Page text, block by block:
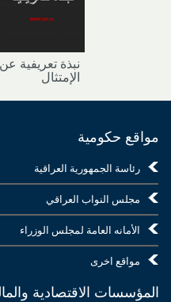
نبذة تعريفية
الإمتثال
مواقع حكومية
رئاسة الجمهورية العراقية
مجلس النواب العراقي
الأمانه العامة لمجلس الوزراء
مواقع اخرى
المؤسسات الاقتصادية